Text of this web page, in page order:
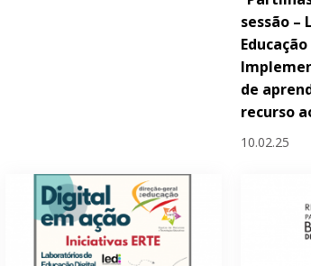
sessão –
de
recurso
10.02.25